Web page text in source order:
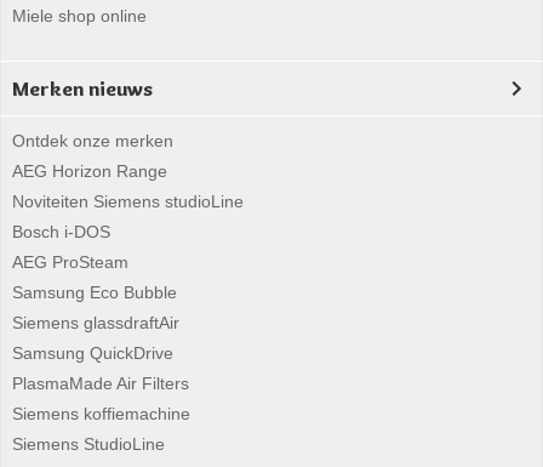
Miele shop online
Merken nieuws
Ontdek onze merken
AEG Horizon Range
Noviteiten Siemens studioLine
Bosch i-DOS
AEG ProSteam
Samsung Eco Bubble
Siemens glassdraftAir
Samsung QuickDrive
PlasmaMade Air Filters
Siemens koffiemachine
Siemens StudioLine